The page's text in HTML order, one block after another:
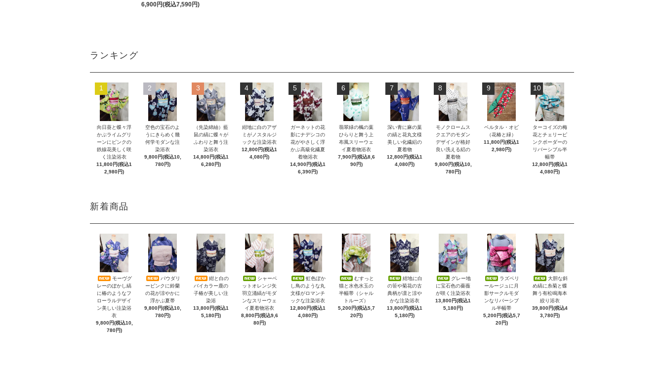
6,900円(税込7,590円)
ランキング
1
向日葵と蝶々浮
かぶライムグリ
ーンにピンクの
鉄線花美しく咲
く注染浴衣
11,800円(税込1
2,980円)
2
空色の宝石のよ
うにきらめく幾
何学モダンな注
染浴衣
9,800円(税込10,
780円)
3
（先染綿紬）藍
鼠の縞に蝶々が
ふわりと舞う注
染浴衣
14,800円(税込1
6,280円)
4
紺地に白のアザ
ミがノスタルジ
ックな注染浴衣
12,800円(税込1
4,080円)
5
ガーネットの花
影にナデシコの
花がやさしく浮
かぶ高級化繊夏
着物浴衣
14,900円(税込1
6,390円)
6
翡翠緑の楓の葉
ひらりと舞う上
布風スリーウェ
イ夏着物浴衣
7,900円(税込8,6
90円)
7
深い青に麻の葉
の縞と花丸文様
美しい化繊絽の
夏着物
12,800円(税込1
4,080円)
8
モノクロームス
クエアのモダン
デザインが格好
良い洗える絽の
夏着物
9,800円(税込10,
780円)
9
ベルタル・オビ
（花椿と緑）
11,800円(税込1
2,980円)
10
ターコイズの梅
花とチェリーピ
ンクボーダーの
リバーシブル半
幅帯
12,800円(税込1
4,080円)
新着商品
モーヴグ
レーのぼかし縞
に椿のようなフ
ローラルデザイ
ン美しい注染浴
衣
9,800円(税込10,
780円)
パウダリ
ーピンクに鈴蘭
の花が涼やかに
浮かぶ夏帯
9,800円(税込10,
780円)
紺と白の
バイカラー鹿の
子椿が美しい注
染浴
13,800円(税込1
5,180円)
シャーベ
ットオレンジ矢
羽立涌縞がモダ
ンなスリーウェ
イ夏着物浴衣
8,800円(税込9,6
80円)
虹色ぼか
し鳥のような丸
文様がロマンチ
ックな注染浴衣
12,800円(税込1
4,080円)
むすっと
猫と水色水玉の
半幅帯（シャル
トルーズ）
5,200円(税込5,7
20円)
紺地に白
の笹や菊花の古
典柄が凛と涼や
かな注染浴衣
13,800円(税込1
5,180円)
グレー地
に宝石色の薔薇
が咲く注染浴衣
13,800円(税込1
5,180円)
ラズベリ
ールージュに月
影サークルモダ
ンなリバーシブ
ル半幅帯
5,200円(税込5,7
20円)
大胆な斜
め縞に糸菊と蝶
舞う有松鳴海本
絞り浴衣
39,800円(税込4
3,780円)